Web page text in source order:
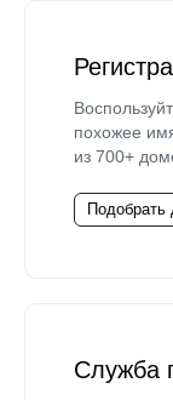
похожее
из 700+
Подобрать
Служба